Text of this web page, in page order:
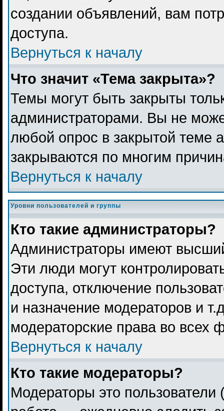
создании объявлений, вам
доступа.
Вернуться к началу
Что значит «Тема закрыта»?
Темы могут быть закрыты
администраторами. Вы не
любой опрос в закрытой теме
закрываются по многим
Вернуться к началу
Уровни пользователей и группы
Кто такие администраторы?
Администраторы имеют
Эти люди могут
доступа, отключение
и назначение модераторов и
модераторские права во всех
Вернуться к началу
Кто такие модераторы?
Модераторы это пользователи